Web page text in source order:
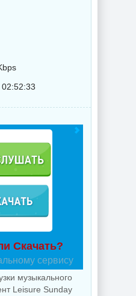
02:52:33
Скачать?
сервису
музыкального
Leisure Sunday